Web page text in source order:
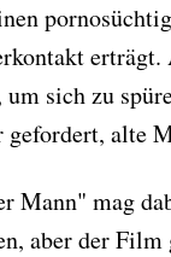
sich zu
alte
Mann" mag
aber der